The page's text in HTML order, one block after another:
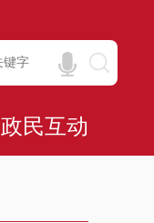
政民互动